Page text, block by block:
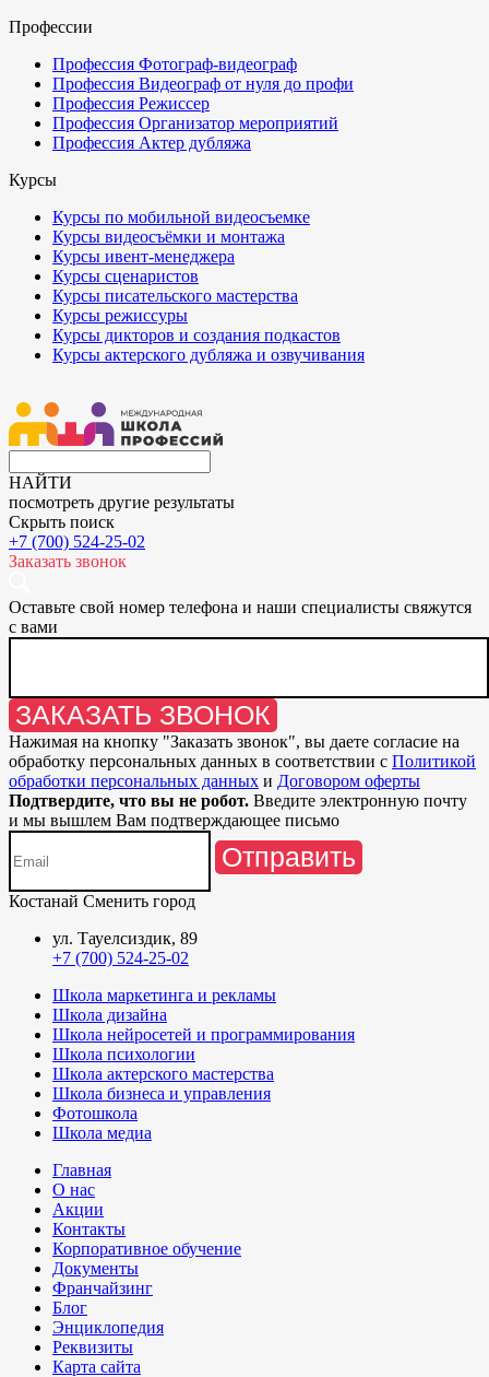
Профессии
Профессия Фотограф-видеограф
Профессия Видеограф от нуля до профи
Профессия Режиссер
Профессия Организатор мероприятий
Профессия Актер дубляжа
Курсы
Курсы по мобильной видеосъемке
Курсы видеосъёмки и монтажа
Курсы ивент-менеджера
Курсы сценаристов
Курсы писательского мастерства
Курсы режиссуры
Курсы дикторов и создания подкастов
Курсы актерского дубляжа и озвучивания
НАЙТИ
посмотреть другие результаты
Скрыть поиск
+7 (700) 524-25-02
Заказать звонок
Оставьте свой номер телефона и наши специалисты свяжутся
с вами
ЗАКАЗАТЬ ЗВОНОК
Нажимая на кнопку "Заказать звонок", вы даете согласие на
обработку персональных данных в соответствии с Политикой
обработки персональных данных и Договором оферты
Подтвердите, что вы не робот. Введите электронную почту
и мы вышлем Вам подтверждающее письмо
Отправить
Костанай Сменить город
ул. Тауелсиздик, 89
+7 (700) 524-25-02
Школа маркетинга и рекламы
Школа дизайна
Школа нейросетей и программирования
Школа психологии
Школа актерского мастерства
Школа бизнеса и управления
Фотошкола
Школа медиа
Главная
О нас
Акции
Контакты
Корпоративное обучение
Документы
Франчайзинг
Блог
Энциклопедия
Реквизиты
Карта сайта